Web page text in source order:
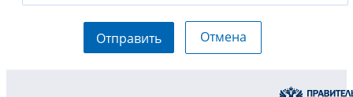
Отправить Отмена